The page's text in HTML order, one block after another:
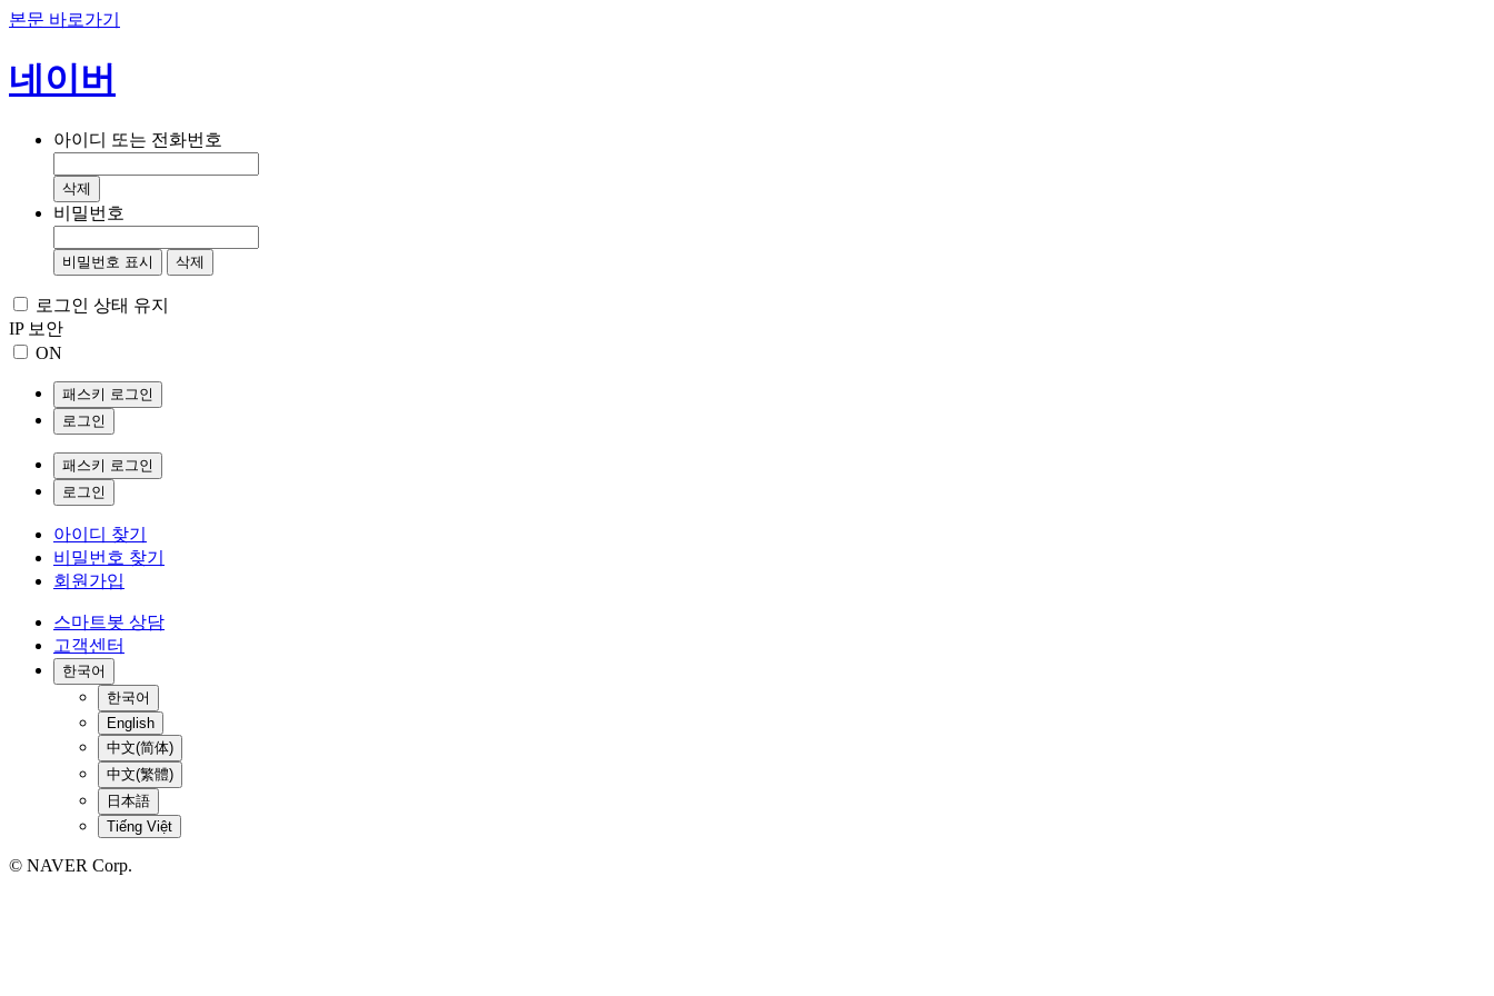
본문 바로가기
네이버
아이디 또는 전화번호
삭제
비밀번호
비밀번호 표시 삭제
로그인 상태 유지
IP 보안
ON
패스키 로그인
로그인
패스키 로그인
로그인
아이디 찾기
비밀번호 찾기
회원가입
스마트봇 상담
고객센터
한국어
한국어
English
中文(简体)
中文(繁體)
日本語
Tiếng Việt
© NAVER Corp.